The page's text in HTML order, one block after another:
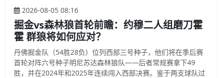
2026-08-05 08:16
掘金vs森林狼首轮前瞻：约穆二人组磨刀霍
霍 群狼将如何应对？
丹佛掘金队（54胜28负）位列西部三号种子，他们将在季后赛
首轮对阵六号种子明尼苏达森林狼队——后者常规赛拿下49
胜，并在2024年和2025年连续闯入西部决赛。鉴于两支球队过